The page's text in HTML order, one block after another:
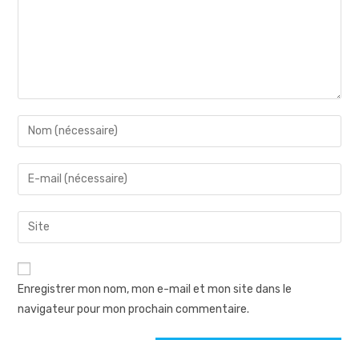
Enter
your
name
to
comment
Enter
your
email
address
comment
Saisir
l’URL
de
(facultatif)
Enregistrer mon nom, mon e-mail et mon site dans le
navigateur pour mon prochain commentaire.